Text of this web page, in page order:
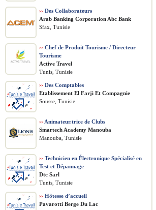
›› Des Collaborateurs
Arab Banking Corporation Abc Bank
Sfax, Tunisie
›› Chef de Produit Tourisme / Directeur
Tourisme
Active Travel
Tunis, Tunisie
›› Des Comptables
Etablissement El Farji Et Compagnie
Sousse, Tunisie
›› Animateur.trice de Clubs
Smartech Academy Manouba
Manouba, Tunisie
›› Technicien en Électronique Spécialisé en
Test et Dépannage
Dtc Sarl
Tunis, Tunisie
›› Hôtesse d’accueil
Pavarotti Berge Du Lac